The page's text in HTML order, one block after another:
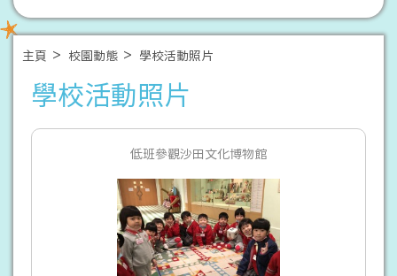
主頁 校園動態 學校活動照片
學校活動照片
低班參觀沙田文化博物館